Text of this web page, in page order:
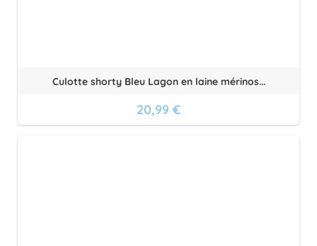
Culotte shorty Bleu Lagon en laine mérinos...
20,99 €